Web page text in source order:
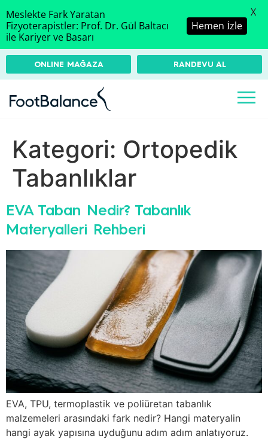
ONLINE MAĞAZA RANDEVU AL
Kategori: Ortopedik
Tabanlıklar
EVA Taban Nedir? Tabanlık
Materyalleri Rehberi
EVA, TPU, termoplastik ve poliüretan tabanlık
malzemeleri arasındaki fark nedir? Hangi materyalin
hangi ayak yapısına uyduğunu adım adım anlatıyoruz.
Meslekte Fark Yaratan
Fizyoterapistler: Prof. Dr. Gül Baltacı
ile Kariyer ve Basarı
Hemen İzle
X